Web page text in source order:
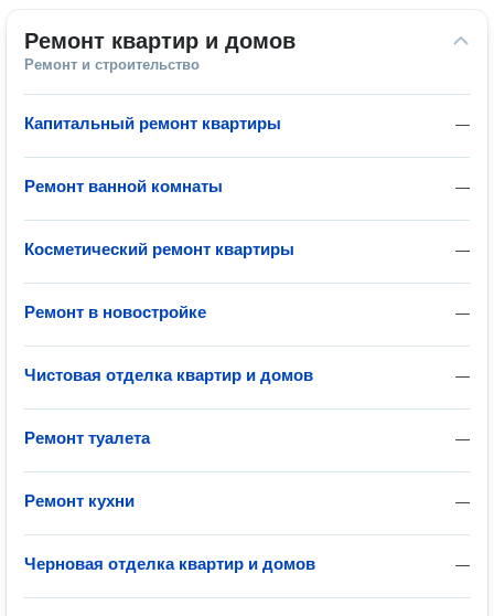
Ремонт квартир и домов
Ремонт и строительство
—
Капитальный ремонт квартиры
—
Ремонт ванной комнаты
—
Косметический ремонт квартиры
—
Ремонт в новостройке
—
Чистовая отделка квартир и домов
—
Ремонт туалета
—
Ремонт кухни
—
Черновая отделка квартир и домов